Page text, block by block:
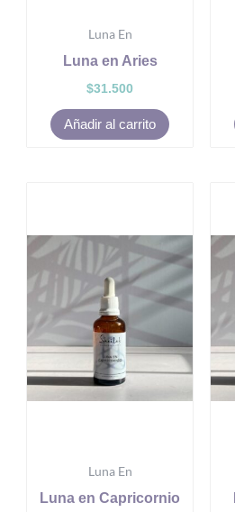
Luna En
Luna en Aries
$31.500
Añadir al carrito
Luna En
Luna en Capricornio